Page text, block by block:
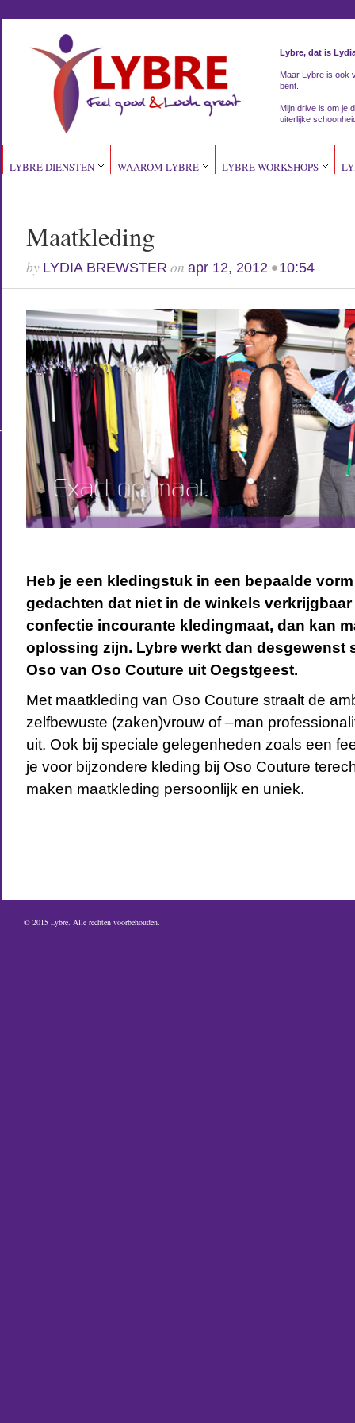
Lybre, dat is
Maar Lybre is ook
bent.
Mijn drive is om je
uiterlijke
LYBRE DIENSTEN WAAROM LYBRE LYBRE WORKSHOPS
Maatkleding
by LYDIA BREWSTER on apr 12, 2012•10:54
Heb je een kledingstuk in een bepaalde
gedachten dat niet in de winkels
confectie incourante kledingmaat, dan kan
oplossing zijn. Lybre werkt dan desgewenst
Oso van Oso Couture uit Oegstgeest.
Met maatkleding van Oso Couture straalt de
zelfbewuste (zaken)vrouw of –man
uit. Ook bij speciale gelegenheden zoals een
je voor bijzondere kleding bij Oso Couture
maken maatkleding persoonlijk en uniek.
© 2015 Lybre. Alle rechten voorbehouden.